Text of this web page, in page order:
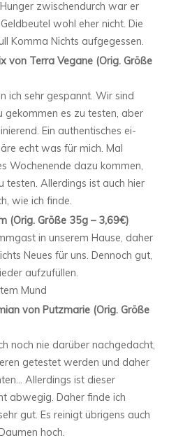
zwischendurch war er
wohl eher nicht. Die
Komma Nichts aufgegessen.
von Terra Vegane (Orig. Größe
ich sehr gespannt. Wir sind
gekommen es zu testen, aber
Ein authentisches ei-
echt was für mich. Mal
Wochenende dazu kommen,
testen. Allerdings ist auch hier
wie ich finde.
(Orig. Größe 35g – 3,69€)
in unserem Hause, daher
Neues für uns. Dennoch gut,
aufzufüllen.
von Putzmarie (Orig. Größe
noch nie darüber nachgedacht,
getestet werden und daher
Allerdings ist dieser
abwegig. Daher finde ich
gut. Es reinigt übrigens auch
hoch.